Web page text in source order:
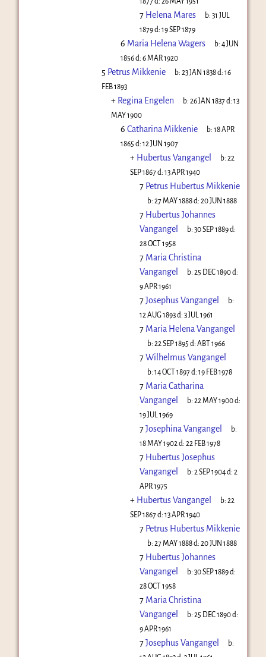
7 Helena Mares b:31 JUL
1879d: 19 SEP 1879
6 Maria Helena Wagers b:4 JUN
1856d: 6 MAR 1920
5 Petrus Mikkenie b:23 JAN 1838d:16
FEB 1893
+ Regina Engelen b:26 JAN 1837d:13
MAY 1900
6 Catharina Mikkenie b:18 APR
1865 d: 12 JUN 1907
+ Hubertus Vangangel b:22
SEP 1867d: 13 APR 1940
7 Petrus Hubertus Mikkenie
b:27 MAY 1888d:20 JUN 1888
7 Hubertus Johannes
Vangangel
b:30 SEP 1889d:
28 OCT 1958
7 Maria Christina
Vangangel
b:25 DEC 1890d:
9 APR 1961
7Josephus Vangangel
b:
12 AUG 1893d: 3 JUL 1961
7 Maria Helena Vangangel
b:22 SEP 1895 d:ABT 1966
7Wilhelmus Vangangel
b:14 OCT 1897d:19 FEB 1978
7 Maria Catharina
Vangangel
b:22 MAY 1900d:
19 JUL 1969
7Josephina Vangangel
b:
18 MAY 1902 d: 22 FEB 1978
7 Hubertus Josephus
Vangangel
b:2 SEP 1904d:2
APR 1975
+ Hubertus Vangangel b:22
SEP 1867d: 13 APR 1940
7 Petrus Hubertus Mikkenie
b:27 MAY 1888d:20 JUN 1888
7 Hubertus Johannes
Vangangel
b:30 SEP 1889d:
28 OCT 1958
7 Maria Christina
Vangangel
b:25 DEC 1890d:
9 APR 1961
7Josephus Vangangel
b: